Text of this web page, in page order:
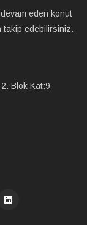
eden konut
takip edebilirsiniz.
Blok Kat:9